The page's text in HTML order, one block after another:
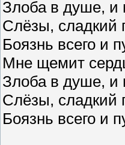
Злоба в душе, и
Слёзы, сладкий
Боязнь всего и
Мне щемит
Злоба в душе, и
Слёзы, сладкий
Боязнь всего и